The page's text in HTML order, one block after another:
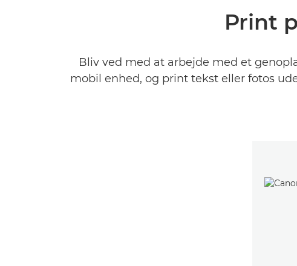
Print
Bliv ved med at arbejde med et
mobil enhed, og print tekst eller fotos